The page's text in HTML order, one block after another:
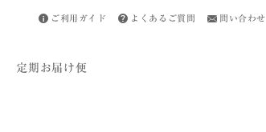
ご利用ガイド よくあるご質問 問い合わせ
定期お届け便